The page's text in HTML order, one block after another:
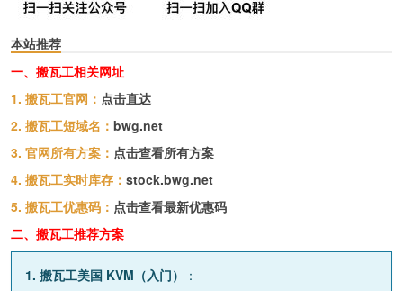
本站推荐
一、搬瓦工相关网址
1. 搬瓦工官网： 点击直达
2. 搬瓦工短域名： bwg.net
3. 官网所有方案： 点击查看所有方案
4. 搬瓦工实时库存： stock.bwg.net
5. 搬瓦工优惠码： 点击查看最新优惠码
二、搬瓦工推荐方案
1. 搬瓦工美国 KVM（入门）
：